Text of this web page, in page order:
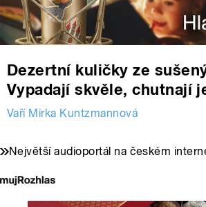
Dezertní kuličky ze
Vypadají skvěle, chutnají
Vaří Mirka Kuntzmannová
Největší audioportál na českém